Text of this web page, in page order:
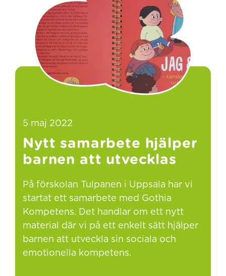
5 maj 2022
Nytt samarbete hjälper
barnen att utvecklas
På förskolan Tulpanen i Uppsala har vi
startat ett samarbete med Gothia
Kompetens. Det handlar om ett nytt
material där vi på ett enkelt sätt hjälper
barnen att utveckla sin sociala och
emotionella kompetens.